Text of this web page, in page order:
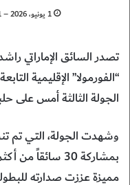
1 يونيو، 2026 – 1:01 م
تصدر السائق الإماراتي
“الفورمولا” الإقليمية
الجولة الثالثة أمس على
مميزة عززت صدارته